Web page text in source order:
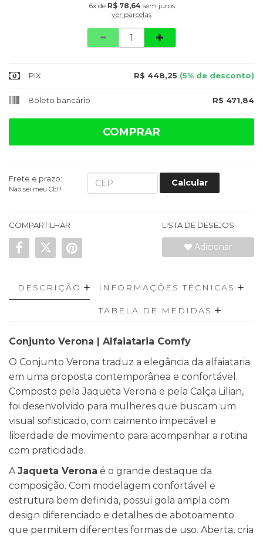
6xde R$ 78,64 sem juros
ver parcelas
PIX R$ 448,25 (5% de desconto)
Boleto bancário R$ 471,84
COMPRAR
Frete e prazo:
Não sei meu CEP
Calcular
COMPARTILHAR LISTA DE DESEJOS
Adicionar
DESCRIÇÃO INFORMAÇÕES TÉCNICAS
TABELA DE MEDIDAS
Conjunto Verona | Alfaiataria Comfy
O Conjunto Verona traduz a elegância da alfaiataria
em uma proposta contemporânea e confortável.
Composto pela Jaqueta Verona e pela Calça Lilian,
foi desenvolvido para mulheres que buscam um
visual sofisticado, com caimento impecável e
liberdade de movimento para acompanhar a rotina
com praticidade.
A Jaqueta Verona é o grande destaque da
composição. Com modelagem confortável e
estrutura bem definida, possui gola ampla com
design diferenciado e detalhes de abotoamento
que permitem diferentes formas de uso. Aberta, cria